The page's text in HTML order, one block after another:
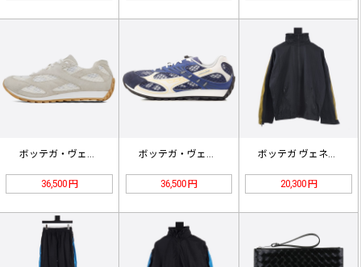
ボッテガ・ヴェネタ オービット スニ…
36,500 円
ボッテガ・ヴェネタ オービット スニ…
36,500 円
ボッテガ ヴェネタ テクニカル ナイ…
20,300 円